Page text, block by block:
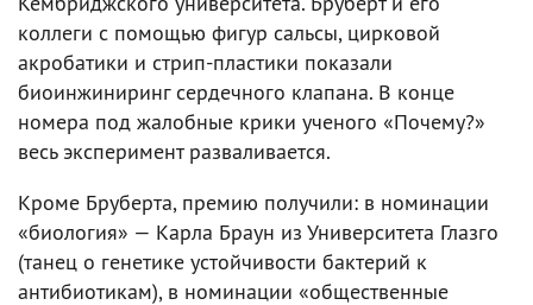
коллеги с помощью фигур сальсы, цирковой
акробатики и стрип-пластики показали
биоинжиниринг сердечного клапана. В конце
номера под жалобные крики ученого «Почему?»
весь эксперимент разваливается.
Кроме Бруберта, премию получили: в номинации
«биология» — Карла Браун из Университета Глазго
(танец о генетике устойчивости бактерий к
антибиотикам), в номинации «общественные